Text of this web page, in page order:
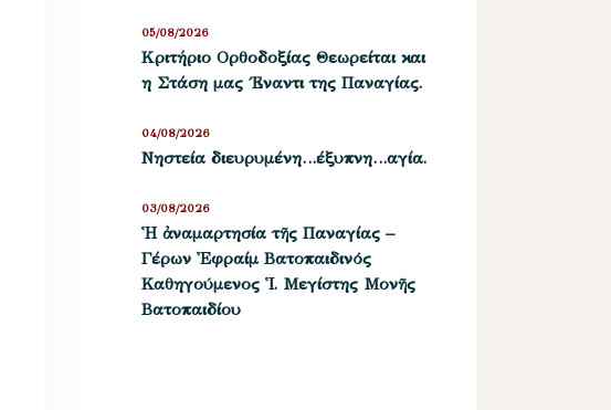
Kριτήριο Oρθοδοξίας Θεωρείται και
η Στάση μας ΄Εναντι της Παναγίας.
05/08/2026
Νηστεία διευρυμένη…έξυπνη…αγία.
04/08/2026
Ἡ ἀναμαρτησία τῆς Παναγίας –
Γέρων Ἐφραίμ Βατοπαιδινός
Καθηγούμενος Ἱ. Μεγίστης Μονῆς
Βατοπαιδίου
03/08/2026